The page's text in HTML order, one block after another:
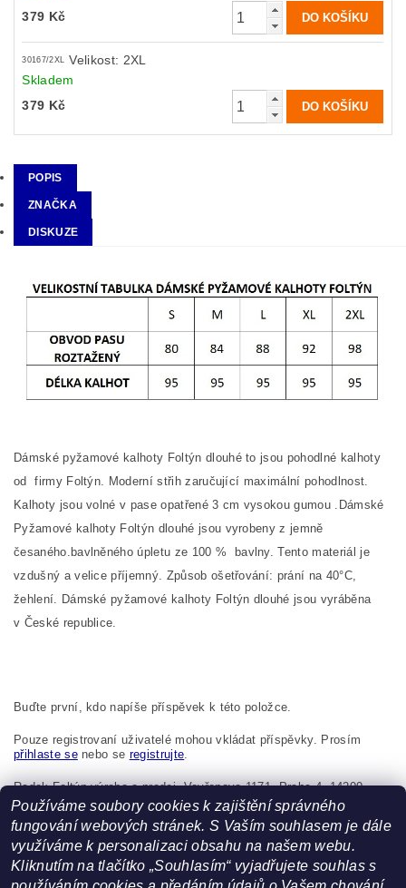
379 Kč
30167/2XL Velikost: 2XL
Skladem
379 Kč
POPIS
ZNAČKA
DISKUZE
Dámské pyžamové kalhoty Foltýn dlouhé to jsou pohodlné kalhoty
od firmy Foltýn. Moderní střih zaručující maximální pohodlnost.
Kalhoty jsou volné v pase opatřené 3 cm vysokou gumou . Dámské
Pyžamové kalhoty Foltýn dlouhé jsou vyrobeny z jemně
česaného.bavlněného úpletu ze 100 % bavlny.Tento materiál je
vzdušný a velice příjemný. Způsob ošetřování: prání na 40°C,
žehlení. Dámské pyžamové kalhoty Foltýn dlouhé jsou vyráběna
v České republice.
Buďte první, kdo napíše příspěvek k této položce.
Pouze registrovaní uživatelé mohou vkládat příspěvky. Prosím
přihlaste senebo se registrujte
Radek Foltýn výroba a prodej, Vavřenova 1171, Praha 4, 14200,
Česká republika, foltynradek@seznam.cz
Používáme soubory cookies k zajištění správného
fungování webových stránek. S Vaším souhlasem je dále
využíváme k personalizaci obsahu na našem webu.
Kliknutím na tlačítko „Souhlasím“ vyjadřujete souhlas s